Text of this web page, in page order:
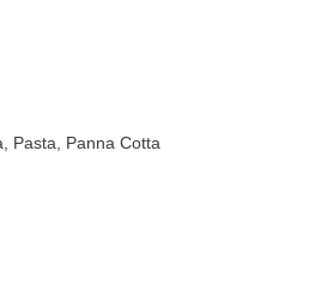
Pasta, Panna Cotta